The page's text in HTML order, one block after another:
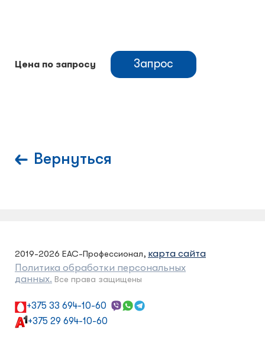
Цена по запросу Запрос
Вернуться
2019-2026 ЕАС-Профессионал, карта сайта
Политика обработки персональных
данных. Все права защищены
+375 33 694-10-60
+375 29 694-10-60